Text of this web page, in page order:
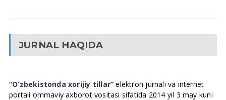
JURNAL HAQIDA
“O’zbekistonda xorijiy tillar” elektron jurnali va internet
portali ommaviy axborot vositasi sifatida 2014 yil 3 may kuni